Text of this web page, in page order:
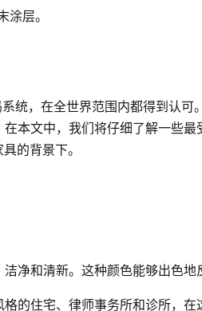
层。
统，在全世界范围内都得到认
本文中，我们将仔细了解一些
的背景下。
净和清新。这种颜色能够出色地
的住宅、律师事务所和诊所，